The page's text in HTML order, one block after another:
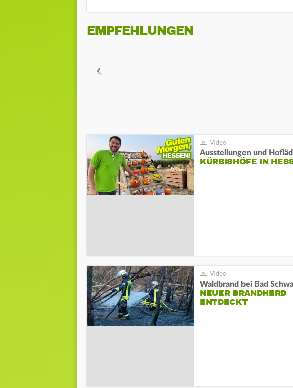
EMPFEHLUNGEN
Ausstellungen und
KÜRBISHÖFE IN
Waldbrand bei Bad
NEUER BRANDHERD
ENTDECKT